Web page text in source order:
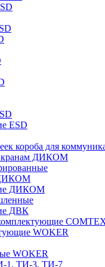
ESD
короба для
ДИКОМ
ДИКОМ
ДВК
WOKER
WOKER
1, ТИ-3, ТИ-7